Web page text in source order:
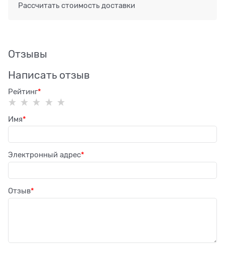
Рассчитать стоимость доставки
Отзывы
Написать отзыв
Рейтинг
Имя
Электронный адрес
Отзыв